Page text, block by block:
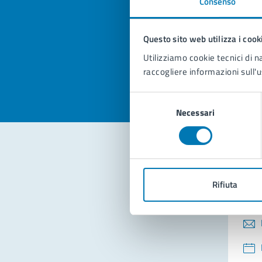
Questo sito web utilizza i
Utilizziamo cookie tecnici di
raccogliere informazioni
consenso
Necessari
Rifiuta